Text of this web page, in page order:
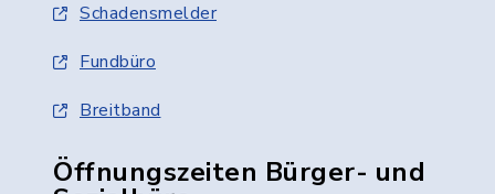
Schadensmelder
Fundbüro
Breitband
Öffnungszeiten Bürger- und